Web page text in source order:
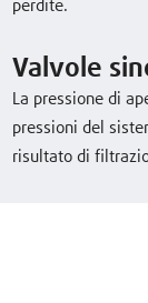
perdite.
Valvole
La pressione di
pressioni del
risultato di